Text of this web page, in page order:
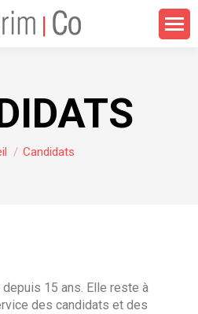
ici :
Candidats
15 ans. Elle reste à
des candidats et des